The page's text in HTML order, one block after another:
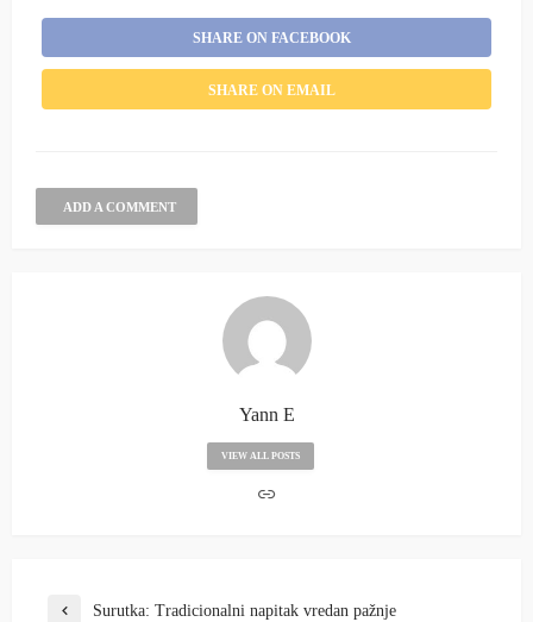
SHARE ON FACEBOOK
SHARE ON EMAIL
ADD A COMMENT
Yann E
VIEW ALL POSTS
Surutka: Tradicionalni napitak vredan pažnje